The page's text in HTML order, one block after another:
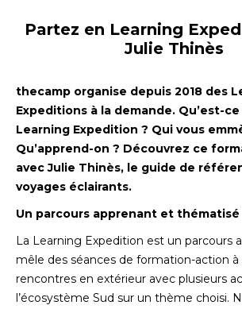
Partez en Learning
Julie Thinès
thecamp organise depuis 2018 des
Expeditions à la demande. Qu’est-ce
Learning Expedition ? Qui vous
Qu’apprend-on ? Découvrez ce
avec Julie Thinès, le guide de
voyages éclairants.
Un parcours apprenant et thématisé
La Learning Expedition est un parcours
mêle des séances de formation-action
rencontres en extérieur avec plusieurs
l’écosystème Sud sur un thème choisi.